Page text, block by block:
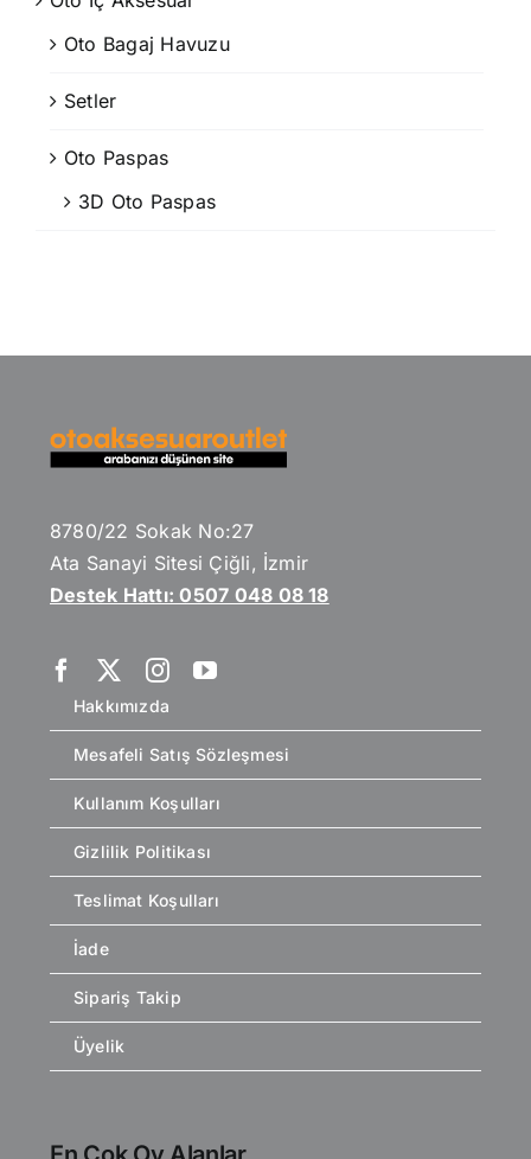
Oto Bagaj Havuzu
Setler
Oto Paspas
3D Oto Paspas
8780/22 Sokak No:27
Ata Sanayi Sitesi Çiğli, İzmir
Destek Hattı: 0507 048 08 18
Hakkımızda
Mesafeli Satış Sözleşmesi
Kullanım Koşulları
Gizlilik Politikası
Teslimat Koşulları
İade
Sipariş Takip
Üyelik